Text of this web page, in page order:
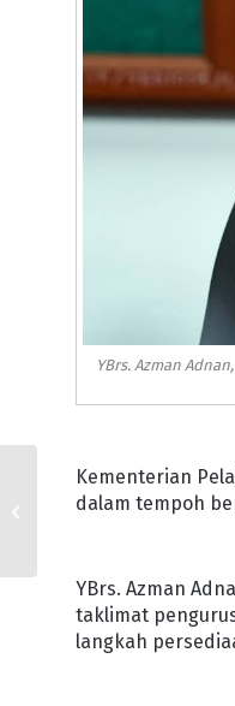
YBrs. Azman
Kementerian
dalam tempoh
YBrs. Azman
taklimat
langkah
48,426 CALON DUDUKI
SPM BERTULIS DI